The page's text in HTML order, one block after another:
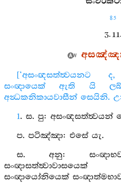
85
3. 11.
[‘අසංඥසත්ත්‍වයනට ද,
සංඥායෙක් ඇති යි
අන්‍ධකනිකායවාසීන් සෙයිනි.
1. ස. පු: අසංඥසත්ත්‍වයන්
ප. පටිඤ්ඤා: එසේ යැ.
ස. අනු:
සංඥායෝනියෙක්